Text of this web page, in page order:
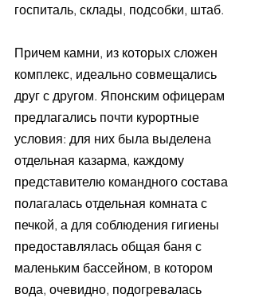
госпиталь, склады, подсобки, штаб.
Причем камни, из которых сложен
комплекс, идеально совмещались
друг с другом. Японским офицерам
предлагались почти курортные
условия: для них была выделена
отдельная казарма, каждому
представителю командного состава
полагалась отдельная комната с
печкой, а для соблюдения гигиены
предоставлялась общая баня с
маленьким бассейном, в котором
вода, очевидно, подогревалась